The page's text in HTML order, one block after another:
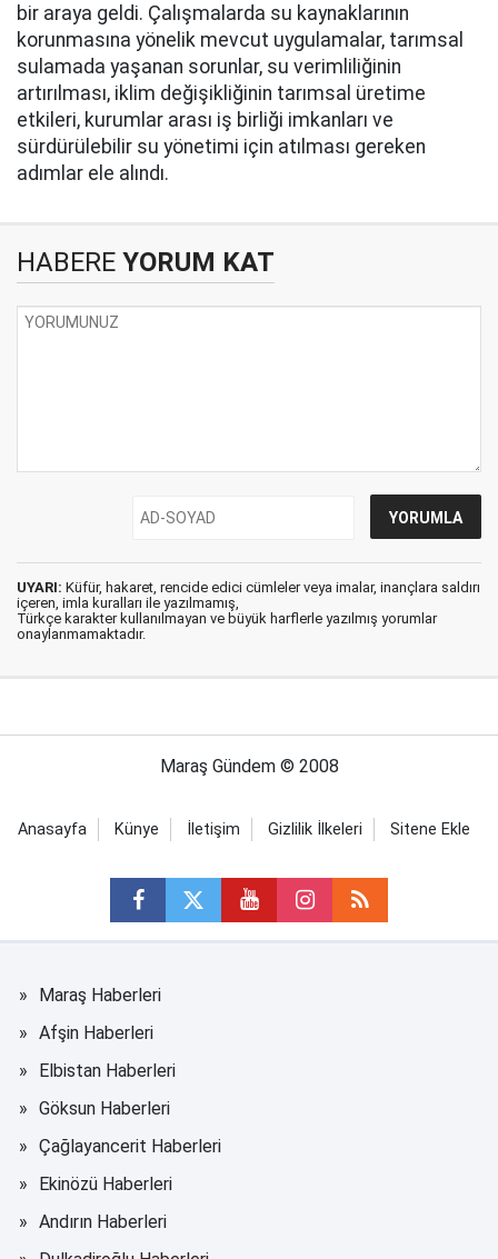
bir araya geldi. Çalışmalarda su kaynaklarının
korunmasına yönelik mevcut uygulamalar, tarımsal
sulamada yaşanan sorunlar, su verimliliğinin
artırılması, iklim değişikliğinin tarımsal üretime
etkileri, kurumlar arası iş birliği imkanları ve
sürdürülebilir su yönetimi için atılması gereken
adımlar ele alındı.
HABERE YORUM KAT
UYARI: Küfür, hakaret, rencide edici cümleler veya imalar, inançlara saldırı
içeren, imla kuralları ile yazılmamış,
Türkçe karakter kullanılmayan ve büyük harflerle yazılmış yorumlar
onaylanmamaktadır.
Maraş Gündem © 2008
Anasayfa Künye İletişim Gizlilik İlkeleri Sitene Ekle
Maraş Haberleri
Afşin Haberleri
Elbistan Haberleri
Göksun Haberleri
Çağlayancerit Haberleri
Ekinözü Haberleri
Andırın Haberleri